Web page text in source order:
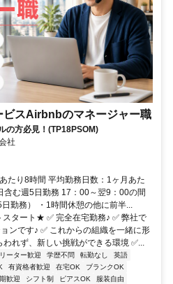
スAirbnbのマネージャー職
の方必見！(TP18PSOM)
社
たり8時間 平均勤務日数：1ヶ月あた
む週5日勤務 17：00～翌9：00の間
勤務） ・1時間休憩の他に前半...
タート★ ✅ 完全在宅勤務♪ ✅ 弊社で
ンです♪ ✅ これからの組織を一緒に形
れず、新しい挑戦ができる環境 ✅...
ーター歓迎 学歴不問 転勤なし
英語
有資格者歓迎 在宅OK
ブランクOK
歓迎 シフト制 ピアスOK
服装自由